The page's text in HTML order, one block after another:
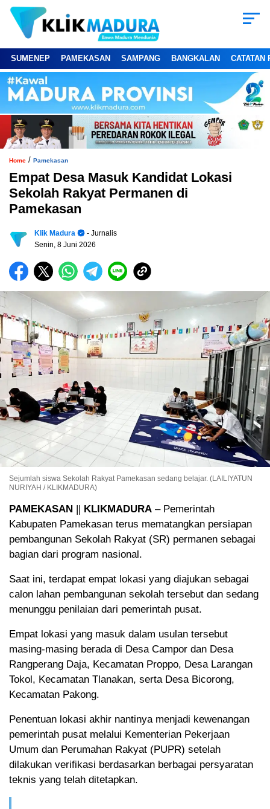
SUMENEP PAMEKASAN SAMPANG BANGKALAN CATATAN
Home / Pamekasan
Empat Desa Masuk Kandidat Lokasi
Sekolah Rakyat Permanen di
Pamekasan
Klik Madura
- Jurnalis
Senin, 8 Juni 2026
Sejumlah siswa Sekolah Rakyat Pamekasan sedang belajar. (LAILIYATUN
NURIYAH / KLIKMADURA)
PAMEKASAN KLIKMADURA – Pemerintah
Kabupaten Pamekasan terus mematangkan persiapan
pembangunan Sekolah Rakyat (SR) permanen sebagai
bagian dari program nasional.
Saat ini, terdapat empat lokasi yang diajukan sebagai
calon lahan pembangunan sekolah tersebut dan sedang
menunggu penilaian dari pemerintah pusat.
Empat lokasi yang masuk dalam usulan tersebut
masing-masing berada di Desa Campor dan Desa
Rangperang Daja, Kecamatan Proppo, Desa Larangan
Tokol, Kecamatan Tlanakan, serta Desa Bicorong,
Kecamatan Pakong.
Penentuan lokasi akhir nantinya menjadi kewenangan
pemerintah pusat melalui Kementerian Pekerjaan
Umum dan Perumahan Rakyat (PUPR) setelah
dilakukan verifikasi berdasarkan berbagai persyaratan
teknis yang telah ditetapkan.